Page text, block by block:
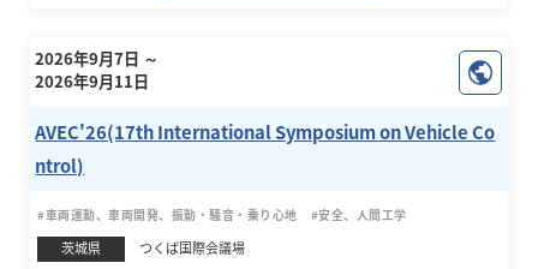
2026年9月7日 ～
2026年9月11日
AVEC'26(17th International Symposium on Vehicle Co
ntrol)
#車両運動、車両開発、振動・騒音・乗り心地 #安全、人間工学
茨城県 つくば国際会議場